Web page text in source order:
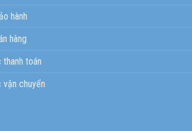
hành
hàng
toán
chuyển